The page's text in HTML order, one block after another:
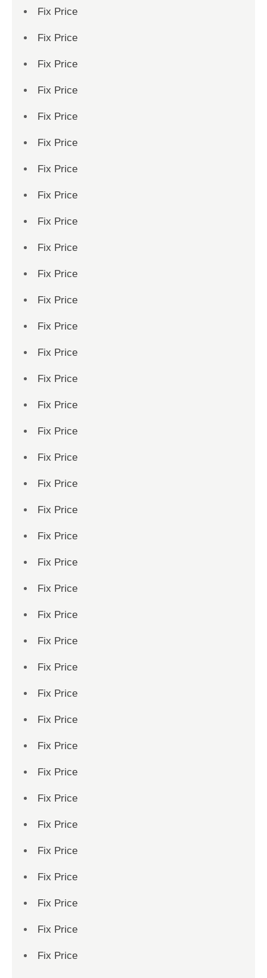
Fix Price
Fix Price
Fix Price
Fix Price
Fix Price
Fix Price
Fix Price
Fix Price
Fix Price
Fix Price
Fix Price
Fix Price
Fix Price
Fix Price
Fix Price
Fix Price
Fix Price
Fix Price
Fix Price
Fix Price
Fix Price
Fix Price
Fix Price
Fix Price
Fix Price
Fix Price
Fix Price
Fix Price
Fix Price
Fix Price
Fix Price
Fix Price
Fix Price
Fix Price
Fix Price
Fix Price
Fix Price